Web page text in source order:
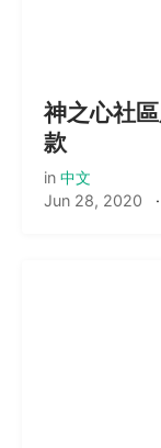
神之心社
款
in 中文
Jun 28, 2020 ·